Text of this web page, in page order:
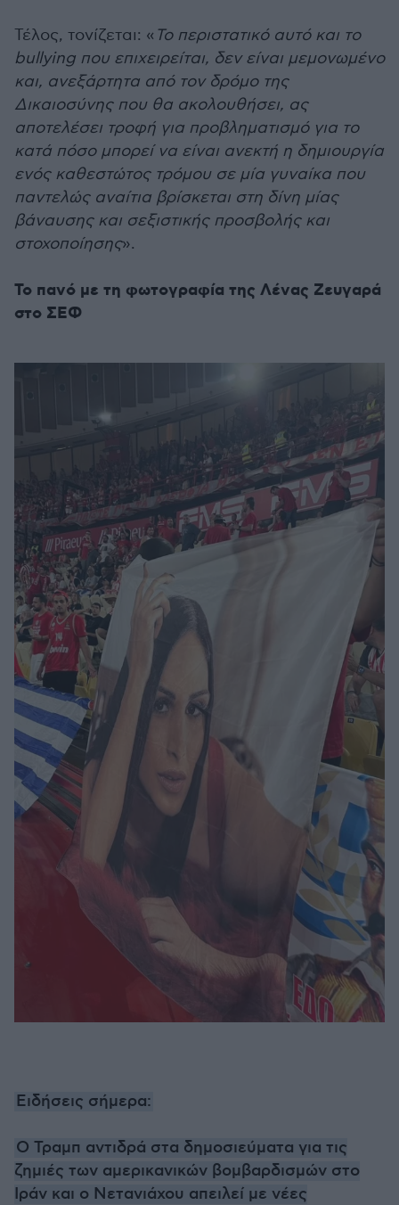
Τέλος, τονίζεται: « Το περιστατικό αυτό και το
bullying που επιχειρείται, δεν είναι μεμονωμένο
και, ανεξάρτητα από τον δρόμο της
Δικαιοσύνης που θα ακολουθήσει, ας
αποτελέσει τροφή για προβληματισμό για το
κατά πόσο μπορεί να είναι ανεκτή η δημιουργία
ενός καθεστώτος τρόμου σε μία γυναίκα που
παντελώς αναίτια βρίσκεται στη δίνη μίας
βάναυσης και σεξιστικής προσβολής και
στοχοποίησης».
Το πανό με τη φωτογραφία της Λένας Ζευγαρά
στο ΣΕΦ
Ειδήσεις σήμερα:
Ο Τραμπ αντιδρά στα δημοσιεύματα για τις
ζημιές των αμερικανικών βομβαρδισμών στο
Ιράν και ο Νετανιάχου απειλεί με νέες